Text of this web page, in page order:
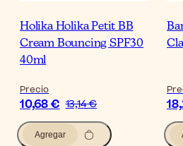
Holika Holika Petit BB
Cream Bouncing SPF30
40ml
Precio
10,68 € 13,14 €
Agregar